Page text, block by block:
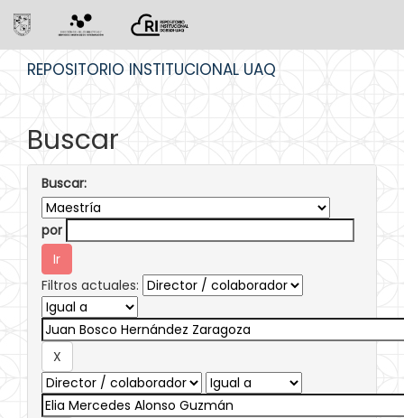
REPOSITORIO INSTITUCIONAL UAQ
Buscar
Buscar:
por
Filtros actuales: